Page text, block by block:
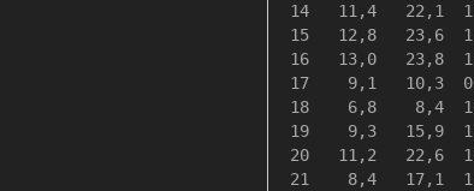
14   11,4   22,1
15   12,8   23,6
16   13,0   23,8
17    9,1   10,3
18    6,8    8,4
19    9,3   15,9
20   11,2   22,6
21    8,4   17,1